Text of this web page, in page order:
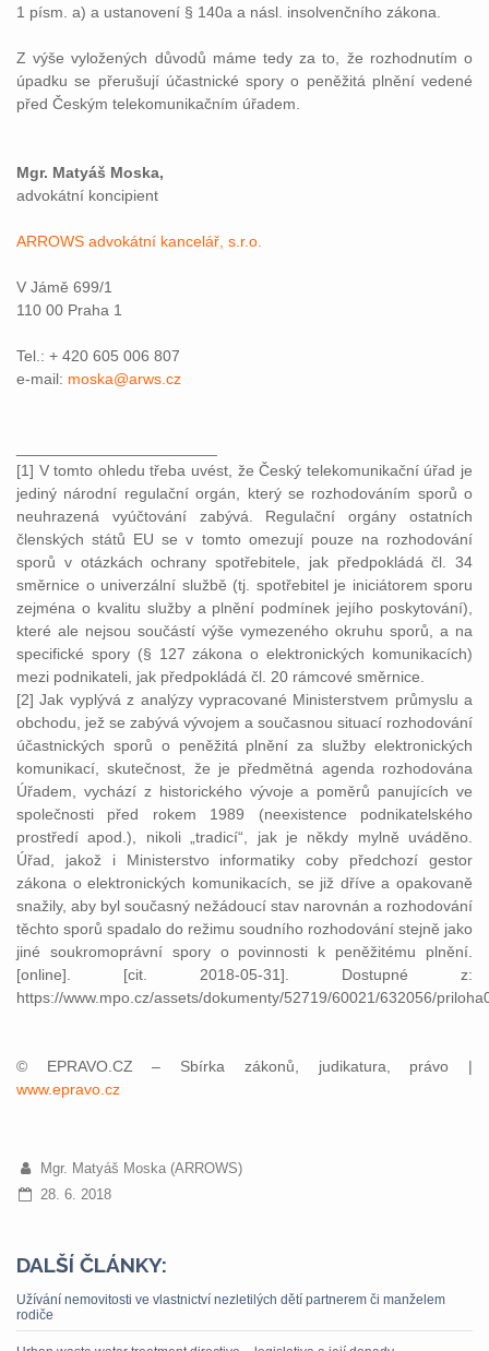
1 písm. a) a ustanovení § 140a a násl. insolvenčního zákona.
Z výše vyložených důvodů máme tedy za to, že rozhodnutím o
úpadku se přerušují účastnické spory o peněžitá plnění vedené
před Českým telekomunikačním úřadem.
Mgr. Matyáš Moska,
advokátní koncipient
ARROWS advokátní kancelář, s.r.o.
V Jámě 699/1
110 00 Praha 1
Tel.: + 420 605 006 807
e-mail: moska@arws.cz
[1] V tomto ohledu třeba uvést, že Český telekomunikační úřad je
jediný národní regulační orgán, který se rozhodováním sporů o
neuhrazená vyúčtování zabývá. Regulační orgány ostatních
členských států EU se v tomto omezují pouze na rozhodování
sporů v otázkách ochrany spotřebitele, jak předpokládá čl. 34
směrnice o univerzální službě (tj. spotřebitel je iniciátorem sporu
zejména o kvalitu služby a plnění podmínek jejího poskytování),
které ale nejsou součástí výše vymezeného okruhu sporů, a na
specifické spory (§ 127 zákona o elektronických komunikacích)
mezi podnikateli, jak předpokládá čl. 20 rámcové směrnice.
[2] Jak vyplývá z analýzy vypracované Ministerstvem průmyslu a
obchodu, jež se zabývá vývojem a současnou situací rozhodování
účastnických sporů o peněžitá plnění za služby elektronických
komunikací, skutečnost, že je předmětná agenda rozhodována
Úřadem, vychází z historického vývoje a poměrů panujících ve
společnosti před rokem 1989 (neexistence podnikatelského
prostředí apod.), nikoli „tradicí“, jak je někdy mylně uváděno.
Úřad, jakož i Ministerstvo informatiky coby předchozí gestor
zákona o elektronických komunikacích, se již dříve a opakovaně
snažily, aby byl současný nežádoucí stav narovnán a rozhodování
těchto sporů spadalo do režimu soudního rozhodování stejně jako
jiné soukromoprávní spory o povinnosti k peněžitému plnění.
[online]. [cit. 2018-05-31]. Dostupné z:
https://www.mpo.cz/assets/dokumenty/52719/60021/632056/
© EPRAVO.CZ – Sbírka zákonů, judikatura, právo |
www.epravo.cz
Mgr. Matyáš Moska (ARROWS)
28. 6. 2018
DALŠÍ ČLÁNKY:
Užívání nemovitosti ve vlastnictví nezletilých dětí partnerem či manželem
rodiče